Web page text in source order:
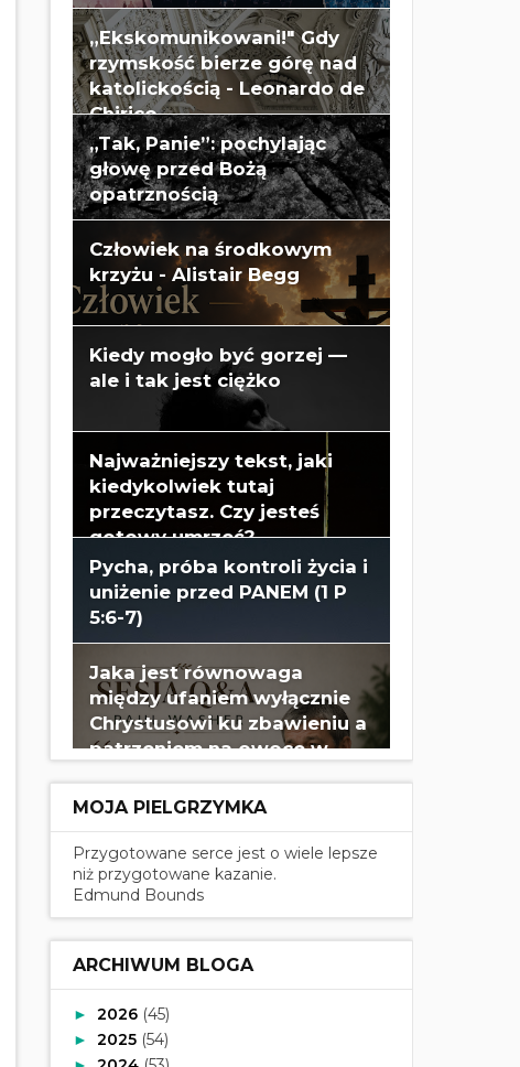
„Ekskomunikowani!" Gdy
rzymskość bierze górę nad
katolickością - Leonardo de
Chirico
„Tak, Panie”: pochylając
głowę przed Bożą
opatrznością
Człowiek na środkowym
krzyżu - Alistair Begg
Kiedy mogło być gorzej —
ale i tak jest ciężko
Najważniejszy tekst, jaki
kiedykolwiek tutaj
przeczytasz. Czy jesteś
gotowy umrzeć?
Pycha, próba kontroli życia i
uniżenie przed PANEM (1 P
5:6-7)
Jaka jest równowaga
między ufaniem wyłącznie
Chrystusowi ku zbawieniu a
patrzeniem na owoce w
MOJA PIELGRZYMKA
Przygotowane serce jest o wiele lepsze
niż przygotowane kazanie.
Edmund Bounds
ARCHIWUM BLOGA
► 2026 (45)
► 2025 (54)